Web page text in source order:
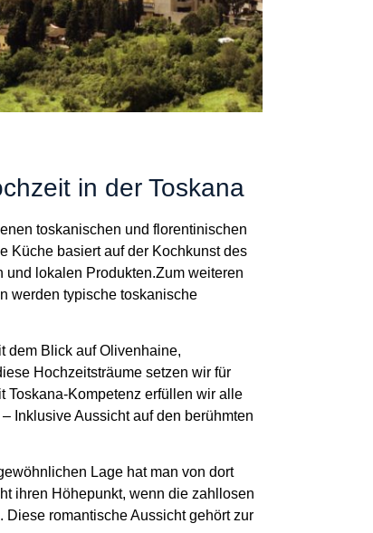
in der Toskana
toskanischen und florentinischen
Küche basiert auf der Kochkunst des
lokalen Produkten.Zum weiteren
werden typische toskanische
dem Blick auf Olivenhaine,
Hochzeitsträume setzen wir für
Toskana-Kompetenz erfüllen wir alle
Inklusive Aussicht auf den berühmten
Lage hat man von dort
ihren Höhepunkt, wenn die zahllosen
Diese romantische Aussicht gehört zur